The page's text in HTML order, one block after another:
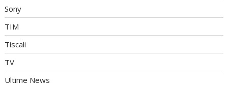
Sony
TIM
Tiscali
TV
Ultime News